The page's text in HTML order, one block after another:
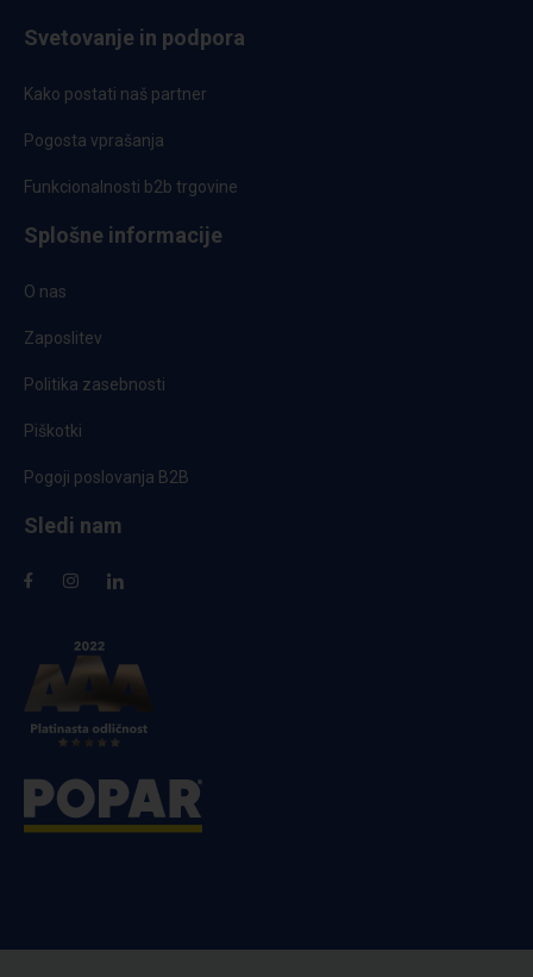
Svetovanje in podpora
Kako postati naš partner
Pogosta vprašanja
Funkcionalnosti b2b trgovine
Splošne informacije
O nas
Zaposlitev
Politika zasebnosti
Piškotki
Pogoji poslovanja B2B
Sledi nam